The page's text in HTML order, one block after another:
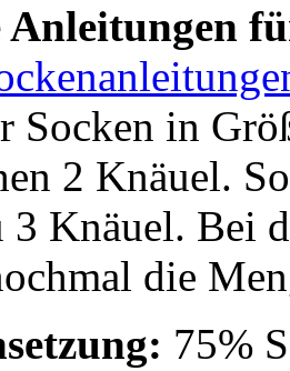
Anleitungen
Socken in
2 Knäuel.
3 Knäuel. Bei
die
75%